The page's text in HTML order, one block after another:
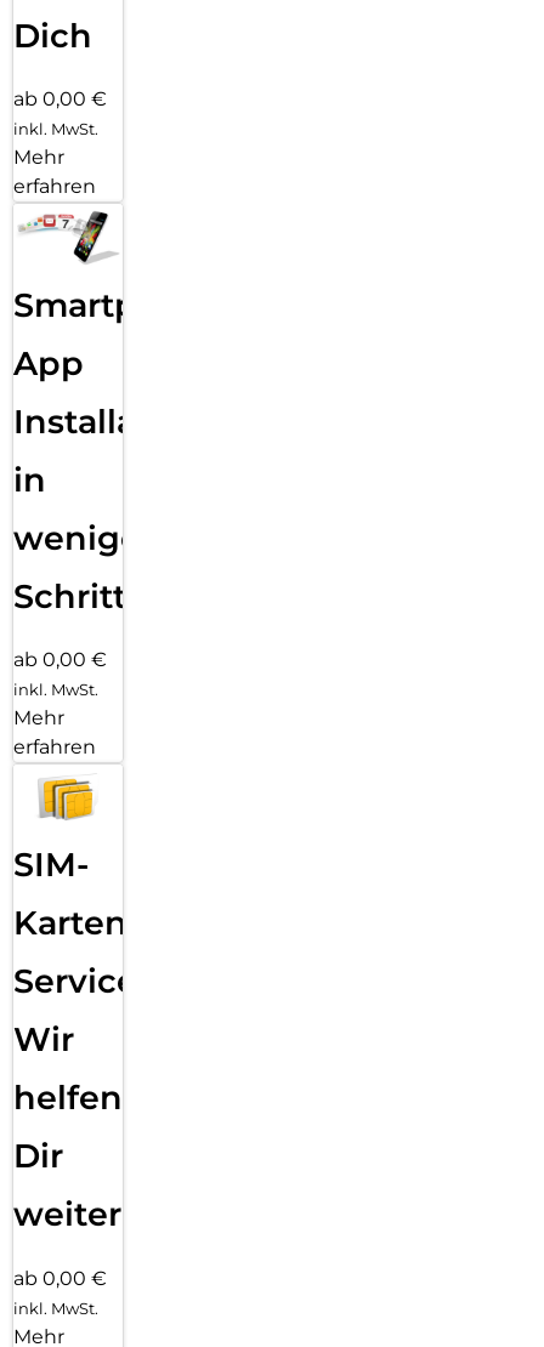
Dich
ab 0,00 €
inkl. MwSt.
Mehr
erfahren
Smartphone
App
Installation
in
wenigen
Schritten
ab 0,00 €
inkl. MwSt.
Mehr
erfahren
SIM-
Karten
Service:
Wir
helfen
Dir
weiter
ab 0,00 €
inkl. MwSt.
Mehr